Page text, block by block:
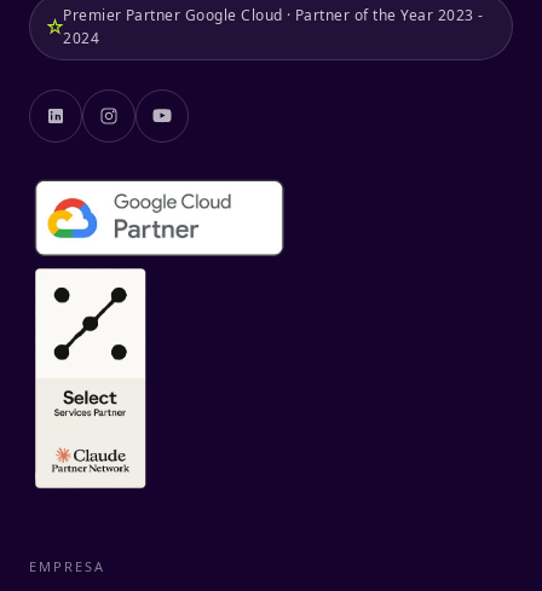
Premier Partner Google Cloud · Partner of the Year 2023 -
2024
EMPRESA